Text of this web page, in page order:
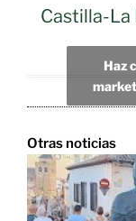
Castilla-La
Haz
Otras noticias